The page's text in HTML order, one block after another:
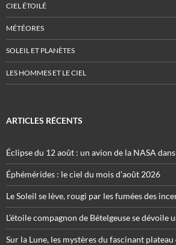
CIEL ÉTOILÉ
MÉTÉORES
SOLEIL ET PLANÈTES
LES HOMMES ET LE CIEL
ARTICLES RÉCENTS
Éclipse du 12 août : un avion de la NASA
Éphémérides : le ciel du mois d’août 2026
Le Soleil se lève, rougi par les fumées des
L’étoile compagnon de Bételgeuse se dévoile
Sur la Lune, les mystères du fascinant plateau